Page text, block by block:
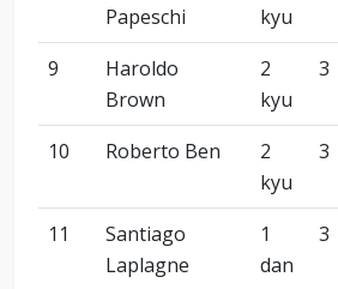
Papeschi
kyu
9
Haroldo
Brown
2
kyu
3
10 Roberto Ben
2
kyu
3
11
Santiago
Laplagne
1
dan
3